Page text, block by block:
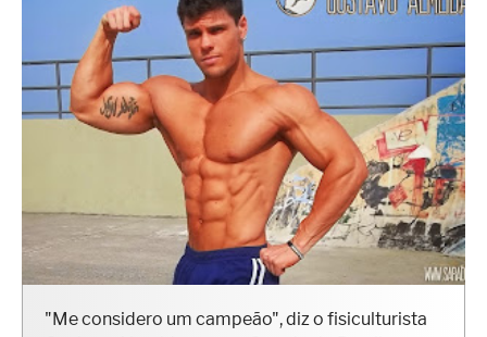
"Me considero um campeão", diz o fisiculturista